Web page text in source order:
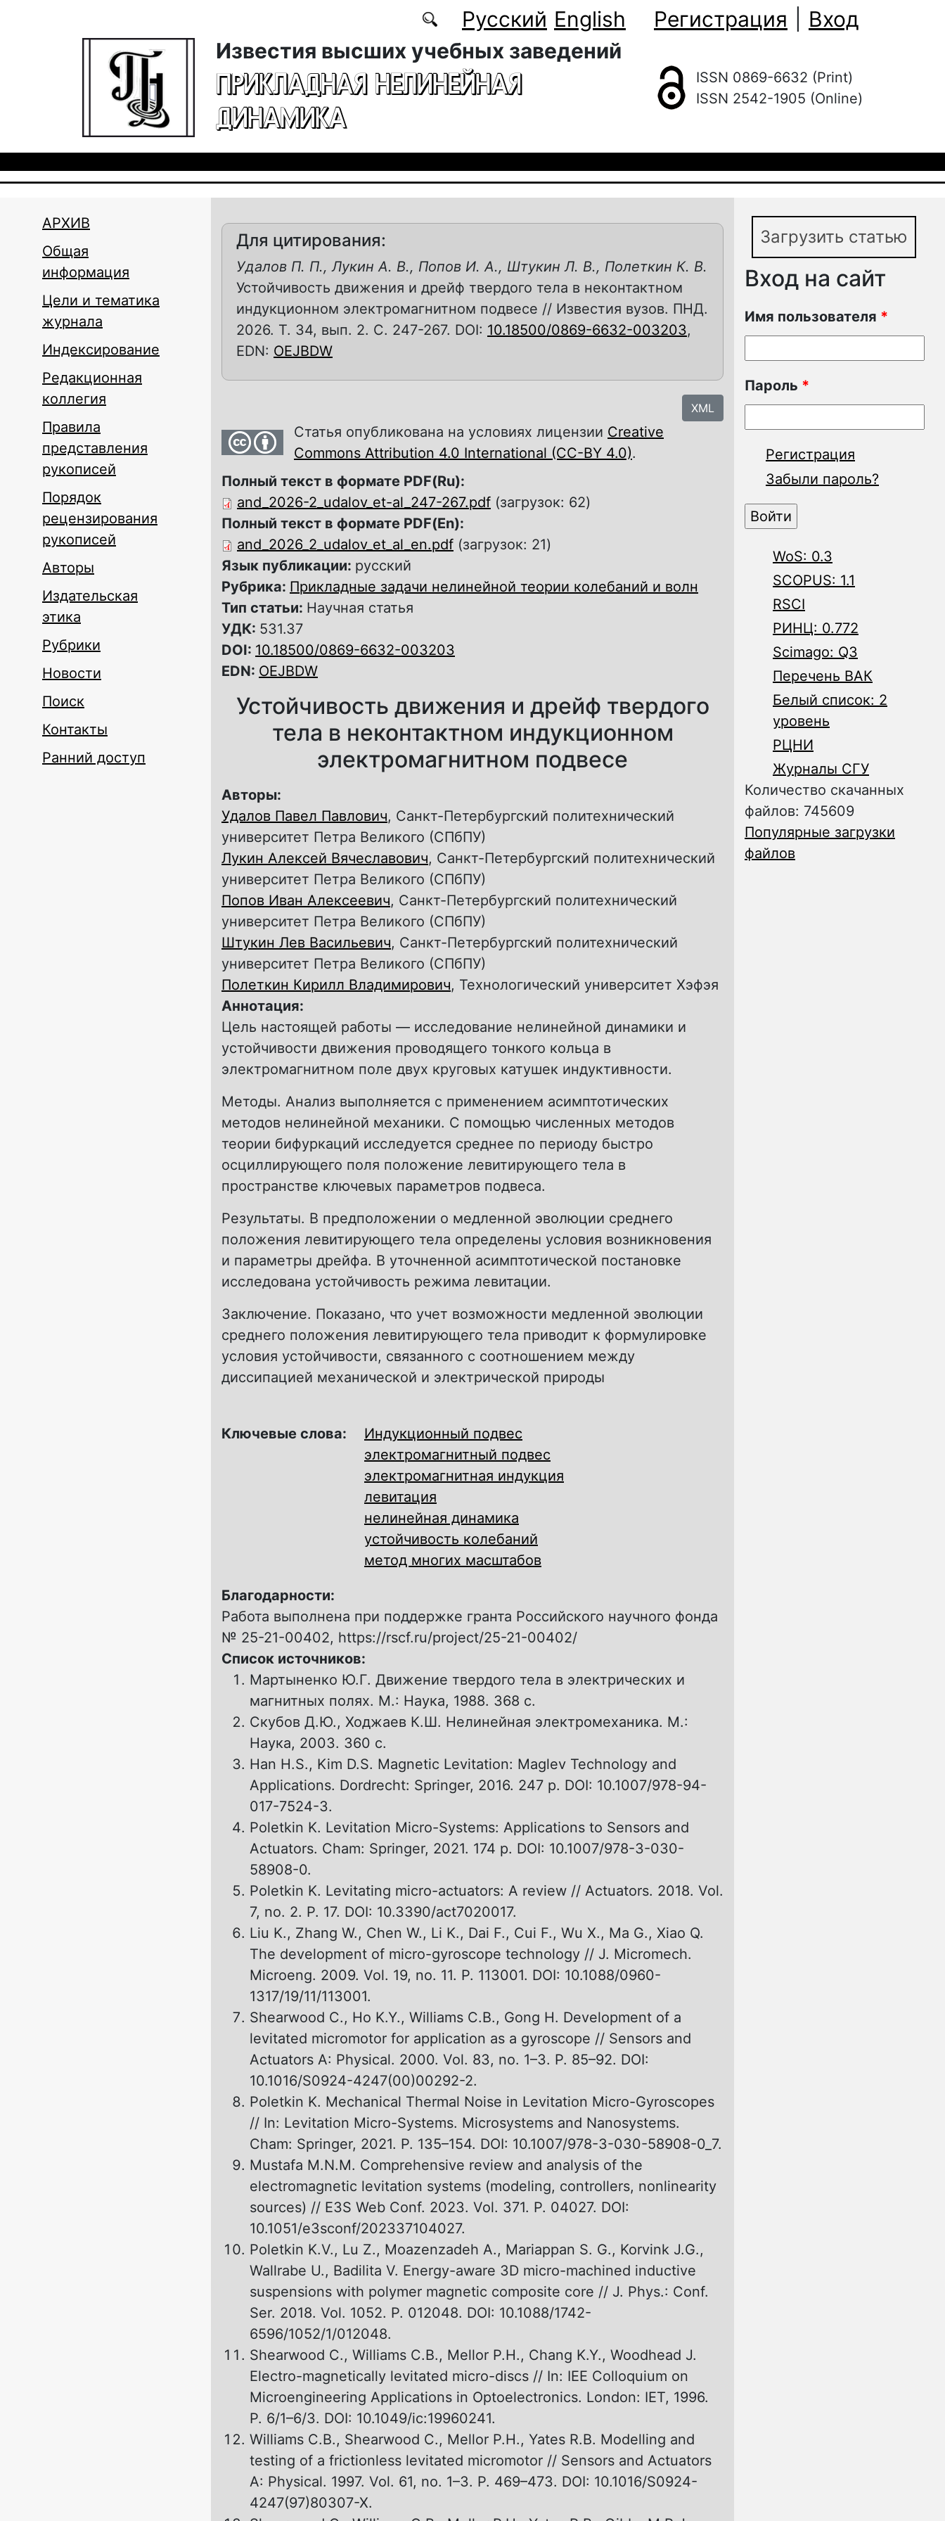
Русский English Регистрация
Вход
Известия высших учебных заведений
ПРИКЛАДНАЯ НЕЛИНЕЙНАЯ
ДИНАМИКА
ISSN 0869-6632 (Print)
ISSN 2542-1905 (Online)
АРХИВ
Общая
информация
Цели и тематика
журнала
Индексирование
Редакционная
коллегия
Правила
представления
рукописей
Порядок
рецензирования
рукописей
Авторы
Издательская
этика
Рубрики
Новости
Поиск
Контакты
Ранний доступ
Для цитирования:
Удалов П. П., Лукин А. В., Попов И. А., Штукин Л. В., Полеткин К. В.
Устойчивость движения и дрейф твердого тела в неконтактном
индукционном электромагнитном подвесе // Известия вузов. ПНД.
2026. Т. 34, вып. 2. С. 247-267. DOI: 10.18500/0869-6632-003203,
EDN: OEJBDW
XML
Статья опубликована на условиях лицензии Creative
Commons Attribution 4.0 International (CC-BY 4.0).
Полный текст в формате PDF(Ru):
and_2026-2_udalov_et-al_247-267.pdf (загрузок: 62)
Полный текст в формате PDF(En):
and_2026_2_udalov_et_al_en.pdf (загрузок: 21)
Язык публикации: русский
Рубрика: Прикладные задачи нелинейной теории колебаний и волн
Тип статьи: Научная статья
УДК: 531.37
DOI: 10.18500/0869-6632-003203
EDN: OEJBDW
Устойчивость движения и дрейф твердого
тела в неконтактном индукционном
электромагнитном подвесе
Авторы:
Удалов Павел Павлович, Санкт-Петербургский политехнический
университет Петра Великого (СПбПУ)
Лукин Алексей Вячеславович, Санкт-Петербургский политехнический
университет Петра Великого (СПбПУ)
Попов Иван Алексеевич, Санкт-Петербургский политехнический
университет Петра Великого (СПбПУ)
Штукин Лев Васильевич, Санкт-Петербургский политехнический
университет Петра Великого (СПбПУ)
Полеткин Кирилл Владимирович, Технологический университет Хэфэя
Аннотация:
Цель настоящей работы — исследование нелинейной динамики и
устойчивости движения проводящего тонкого кольца в
электромагнитном поле двух круговых катушек индуктивности.
Методы. Анализ выполняется с применением асимптотических
методов нелинейной механики. С помощью численных методов
теории бифуркаций исследуется среднее по периоду быстро
осциллирующего поля положение левитирующего тела в
пространстве ключевых параметров подвеса.
Результаты. В предположении о медленной эволюции среднего
положения левитирующего тела определены условия возникновения
и параметры дрейфа. В уточненной асимптотической постановке
исследована устойчивость режима левитации.
Заключение. Показано, что учет возможности медленной эволюции
среднего положения левитирующего тела приводит к формулировке
условия устойчивости, связанного с соотношением между
диссипацией механической и электрической природы
Ключевые слова:
Индукционный подвес
электромагнитный подвес
электромагнитная индукция
левитация
нелинейная динамика
устойчивость колебаний
метод многих масштабов
Благодарности:
Работа выполнена при поддержке гранта Российского научного фонда
№ 25-21-00402, https://rscf.ru/project/25-21-00402/
Список источников:
Мартыненко Ю.Г. Движение твердого тела в электрических и
магнитных полях. М.: Наука, 1988. 368 с.
Скубов Д.Ю., Ходжаев К.Ш. Нелинейная электромеханика. М.:
Наука, 2003. 360 c.
Han H.S., Kim D.S. Magnetic Levitation: Maglev Technology and
Applications. Dordrecht: Springer, 2016. 247 p. DOI: 10.1007/978-94-
017-7524-3.
Poletkin K. Levitation Micro-Systems: Applications to Sensors and
Actuators. Cham: Springer, 2021. 174 p. DOI: 10.1007/978-3-030-
58908-0.
Poletkin K. Levitating micro-actuators: A review // Actuators. 2018. Vol.
7, no. 2. P. 17. DOI: 10.3390/act7020017.
Liu K., Zhang W., Chen W., Li K., Dai F., Cui F., Wu X., Ma G., Xiao Q.
The development of micro-gyroscope technology // J. Micromech.
Microeng. 2009. Vol. 19, no. 11. P. 113001. DOI: 10.1088/0960-
1317/19/11/113001.
Shearwood C., Ho K.Y., Williams C.B., Gong H. Development of a
levitated micromotor for application as a gyroscope // Sensors and
Actuators A: Physical. 2000. Vol. 83, no. 1–3. P. 85–92. DOI:
10.1016/S0924-4247(00)00292-2.
Poletkin K. Mechanical Thermal Noise in Levitation Micro-Gyroscopes
// In: Levitation Micro-Systems. Microsystems and Nanosystems.
Cham: Springer, 2021. P. 135–154. DOI: 10.1007/978-3-030-58908-0_7.
Mustafa M.N.M. Comprehensive review and analysis of the
electromagnetic levitation systems (modeling, controllers, nonlinearity
sources) // E3S Web Conf. 2023. Vol. 371. P. 04027. DOI:
10.1051/e3sconf/202337104027.
Poletkin K.V., Lu Z., Moazenzadeh A., Mariappan S. G., Korvink J.G.,
Wallrabe U., Badilita V. Energy-aware 3D micro-machined inductive
suspensions with polymer magnetic composite core // J. Phys.: Conf.
Ser. 2018. Vol. 1052. P. 012048. DOI: 10.1088/1742-
6596/1052/1/012048.
Shearwood C., Williams C.B., Mellor P.H., Chang K.Y., Woodhead J.
Electro-magnetically levitated micro-discs // In: IEE Colloquium on
Microengineering Applications in Optoelectronics. London: IET, 1996.
P. 6/1–6/3. DOI: 10.1049/ic:19960241.
Williams C.B., Shearwood C., Mellor P.H., Yates R.B. Modelling and
testing of a frictionless levitated micromotor // Sensors and Actuators
A: Physical. 1997. Vol. 61, no. 1–3. P. 469–473. DOI: 10.1016/S0924-
4247(97)80307-X.
Загрузить статью
Вход на сайт
Имя пользователя *
Пароль *
Регистрация
Забыли пароль?
WoS: 0.3
SCOPUS: 1.1
RSCI
РИНЦ: 0.772
Scimago: Q3
Перечень ВАК
Белый список: 2
уровень
РЦНИ
Журналы СГУ
Количество скачанных
файлов: 745609
Популярные загрузки
файлов